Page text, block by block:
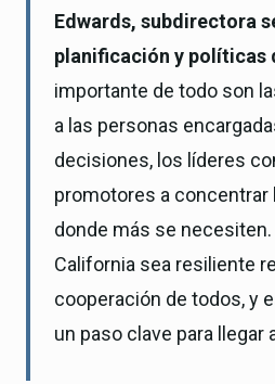
Edwards, subdirectora
planificación y políticas
importante de todo son
a las personas
decisiones, los líderes
promotores a
donde más se
California sea resiliente
cooperación de todos, y
un paso clave para llegar